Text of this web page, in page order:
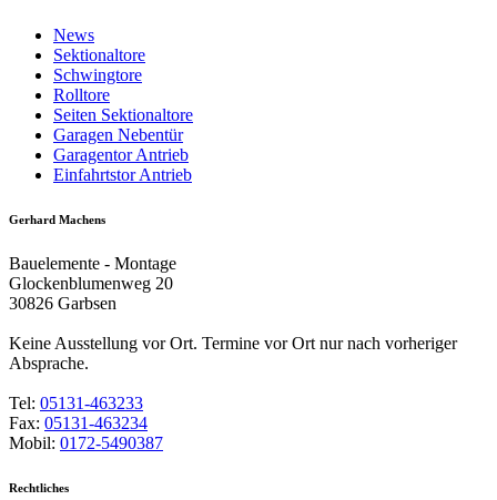
News
Sektionaltore
Schwingtore
Rolltore
Seiten Sektionaltore
Garagen Nebentür
Garagentor Antrieb
Einfahrtstor Antrieb
Gerhard Machens
Bauelemente - Montage
Glockenblumenweg 20
30826 Garbsen
Keine Ausstellung vor Ort. Termine vor Ort nur nach vorheriger
Absprache.
Tel: 05131-463233
Fax: 05131-463234
Mobil: 0172-5490387
Rechtliches